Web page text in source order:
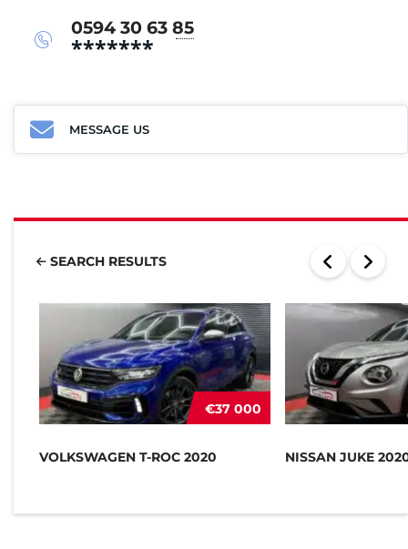
0594 30 63 85
*******
MESSAGE US
SEARCH RESULTS
€37 000
VOLKSWAGEN T-ROC 2020 NISSAN JUKE